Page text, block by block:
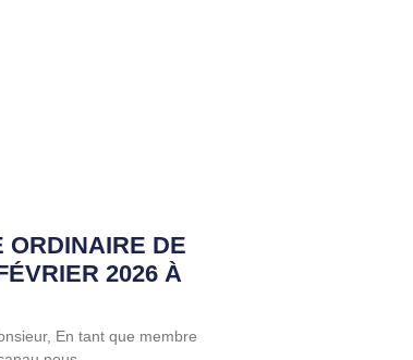
ORDINAIRE DE
2026 À
En tant que membre